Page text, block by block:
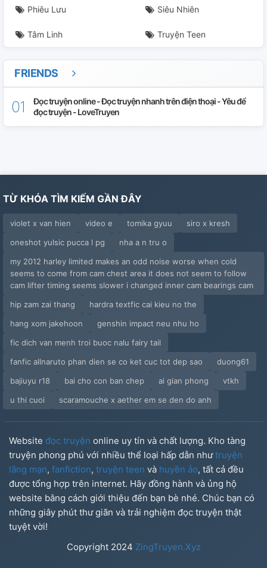
Phiêu Lưu Siêu Nhiên
Tâm Linh Truyện Teen
FRIENDS
Đọc truyện online - Đọc truyện nhanh trên điện thoại - Yêu để
đọc truyện - LoveTruyen
TỪ KHÓA TÌM KIẾM GẦN ĐÂY
violet x van hien video e tomika gyuu
siro x kresh
oneshot yulsic pucca l pg
nha a n tru o
my 2012 harley limited makes an odd noise worse when cold
seems to come from cam chest area it does not seem to follow
cam lifter timing seems slower i changed inner cam bearings cam
hip zam zai thang
hardra textfic cai kieu no the
hang xom jakehoon
genshin impact neu nhu ho
fic dich van menh troi buoc nalu fairy tail
fanfic allnaruto phan dien se co ket cuc tot dep sao
duong61
bajiuyu r18
bai cho con ban chep ai gian phong
vtkh
u thi cuoi
scaramouche x aether em se den do anh
Website đọc truyện online uy tín và chất lượng. Kho tàng
truyện phong phú với nhiều thể loại hấp dẫn nhưtruyện
lãng mạn, fanfiction, truyện teen và huyền ảo, tất cả đều
được tổng hợp trên internet. Hãy đồng hành và ủng hộ
website bằng cách giới thiệu đến bạn bè nhé. Chúc bạn có
những giây phút thư giãn và trải nghiệm đọc truyện thật
tuyệt vời!
Copyright 2024 ZingTruyen.Xyz